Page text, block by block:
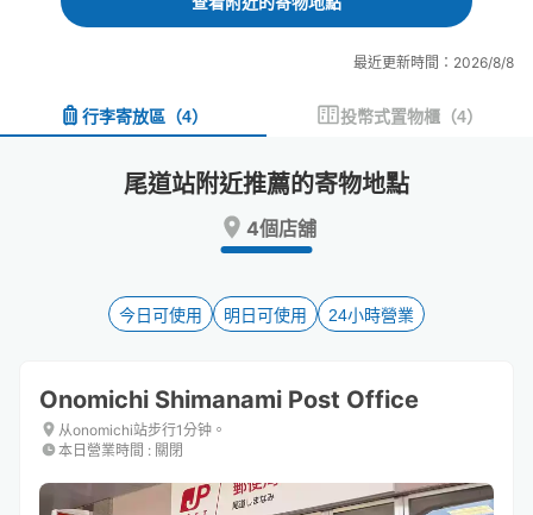
interact
and
keyboard
shortcuts
for
changing
dates.
interact
and
a
date.
key
to
the
keyboard
shortcuts
for
changing
dates.
最近更新時間：2026/8/8
行李寄放區 （4） 投幣式置物櫃 （4）
尾道站附近推薦的寄物地點
4個店舖
今日可使用 明日可使用 24小時營業
Onomichi Shimanami Post Office
从onomichi站步行1分钟。
本日營業時間 : 關閉